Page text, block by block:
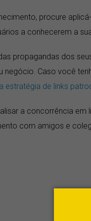
procure
a conhecerem a
propagandas dos
negócio. Caso você
estratégia de links
a concorrência
com amigos e